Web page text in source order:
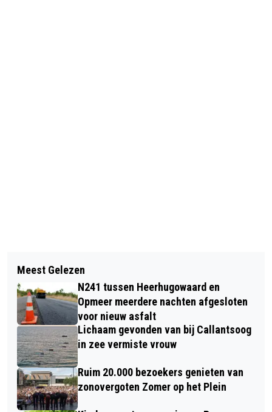
NIEUWE EDITIE SOUL CONNECTION OP
12 MEI IN PODIUM VICTORIE
GEMEENTE DIJK EN WAARD
VOETBALVERENIGING RIJKER
Meest Gelezen
N241 tussen Heerhugowaard en
Opmeer meerdere nachten afgesloten
voor nieuw asfalt
Lichaam gevonden van bij Callantsoog
in zee vermiste vrouw
Ruim 20.000 bezoekers genieten van
zonovergoten Zomer op het Plein